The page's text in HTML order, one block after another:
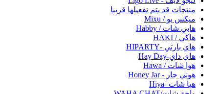
منتجات قد يتم تفعيلها قريبا
ميكس يو / Mixu
هابي شات / Habby
هاكي / HAKI
هاي بارتي -HIPARTY
هاي داي-Hay Day
هوا شات / Hawa
هوني جار - Honey Jar
هيا شات -Hiya